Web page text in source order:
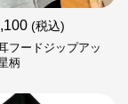
(税込)
フードジップアッ
柄